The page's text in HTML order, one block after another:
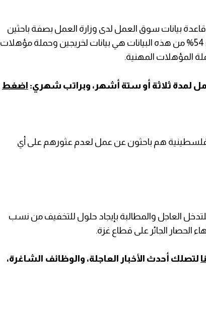
مسجلين على قاعدة بيانات سوق العمل لدى وزارة العمل بصفة باحثين
عن عمل لعدم حصولهم على أي فرصة لحتى الآن؛ 54% من هذه البيانات هي بيانات لخريجين وحملة مؤهلات
لمدة ثلاثة أو ستة أشهر، وبراتب شهري: اضغط
من الجامعات الفلسطينية هم باحثون عن عمل لعدم عثورهم على أي
العاجل والمطالبة بإيجاد حلول للتخفيف من نسب
الحصار الجائر على قطاع غزة.
لتصلك أحدث الأخبار العاجلة، والوظائف الشاغرة،